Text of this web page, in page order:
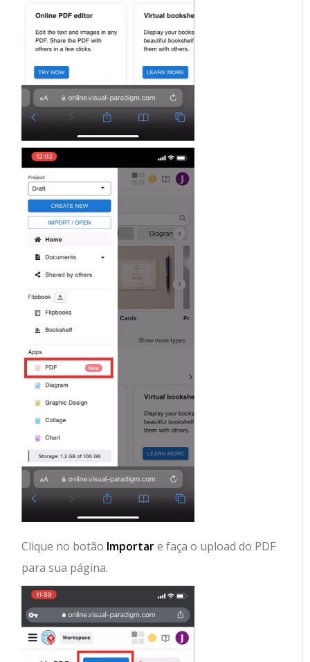
Clique no botão Importare faça o upload do PDF
para sua página.